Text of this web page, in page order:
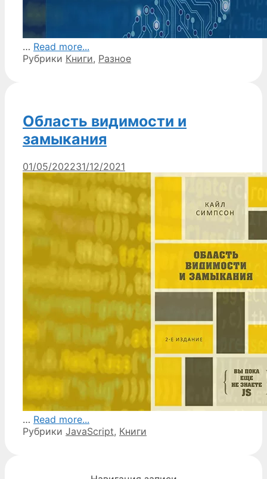
… Read more...
Рубрики Книги, Разное
Область видимости и
замыкания
01/05/202231/12/2021
… Read more...
Рубрики JavaScript, Книги